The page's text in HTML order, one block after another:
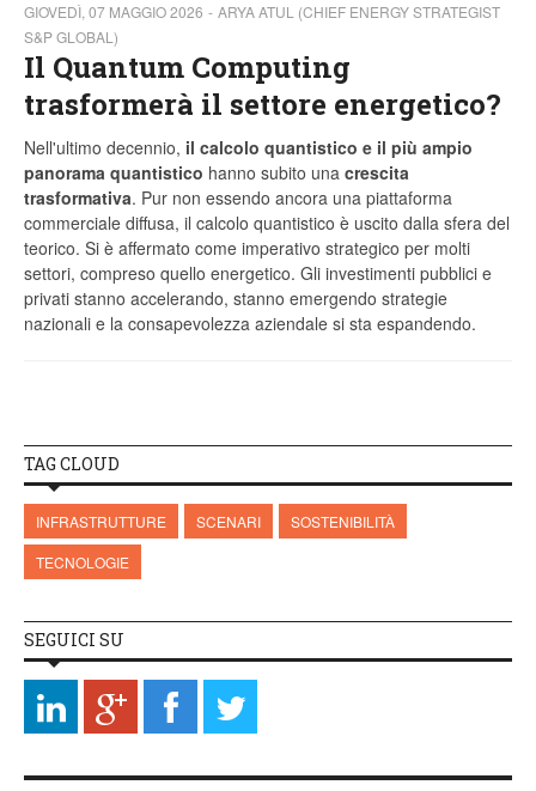
GIOVEDÌ, 07 MAGGIO 2026
ARYA ATUL (CHIEF ENERGY STRATEGIST
S&P GLOBAL)
Il Quantum Computing
trasformerà il settore energetico?
Nell'ultimo decennio, il calcolo quantistico e il più ampio
panorama quantistico hanno subito una crescita
trasformativa. Pur non essendo ancora una piattaforma
commerciale diffusa, il calcolo quantistico è uscito dalla sfera del
teorico. Si è affermato come imperativo strategico per molti
settori, compreso quello energetico. Gli investimenti pubblici e
privati stanno accelerando, stanno emergendo strategie
nazionali e la consapevolezza aziendale si sta espandendo.
TAG CLOUD
INFRASTRUTTURE SCENARI
SOSTENIBILITÀ
TECNOLOGIE
SEGUICI SU